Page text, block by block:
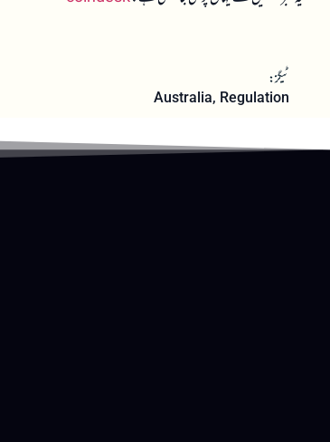
ٹیگز:
Australia, Regulation